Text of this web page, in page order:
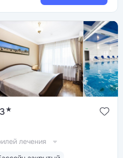
★
лечения